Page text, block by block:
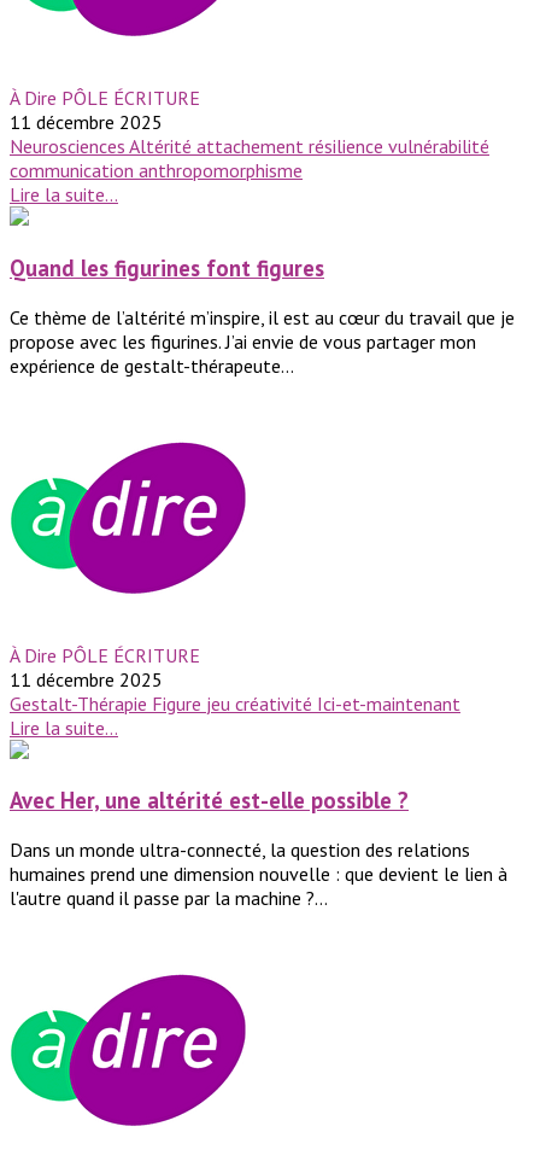
À Dire PÔLE ÉCRITURE
11 décembre 2025
Neurosciences Altérité attachement résilience vulnérabilité
communication anthropomorphisme
Lire la suite...
Quand les figurines font figures
Ce thème de l’altérité m’inspire, il est au cœur du travail que je
propose avec les figurines. J’ai envie de vous partager mon
expérience de gestalt-thérapeute...
À Dire PÔLE ÉCRITURE
11 décembre 2025
Gestalt-Thérapie Figure jeu créativité Ici-et-maintenant
Lire la suite...
Avec Her, une altérité est-elle possible ?
Dans un monde ultra-connecté, la question des relations
humaines prend une dimension nouvelle : que devient le lien à
l'autre quand il passe par la machine ?...